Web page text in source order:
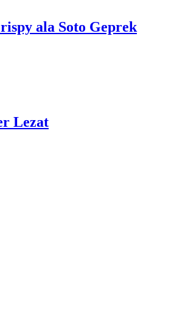
ala Soto Geprek
Lezat